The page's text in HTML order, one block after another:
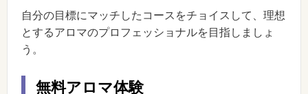
自分の目標にマッチしたコースをチョイスして、理想
とするアロマのプロフェッショナルを目指しましょ
う。
無料アロマ体験